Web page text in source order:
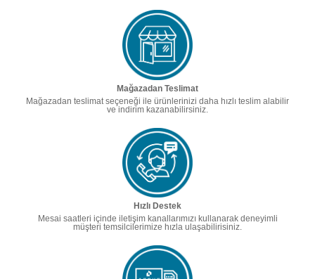
Mağazadan Teslimat
Mağazadan teslimat seçeneği ile ürünlerinizi daha hızlı teslim alabilir
ve indirim kazanabilirsiniz.
Hızlı Destek
Mesai saatleri içinde iletişim kanallarımızı kullanarak deneyimli
müşteri temsilcilerimize hızla ulaşabilirisiniz.